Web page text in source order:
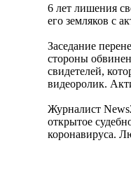
6 лет лишения
его земляков с
Заседание
стороны
свидетелей,
видеоролик.
Журналист
открытое
коронавируса.